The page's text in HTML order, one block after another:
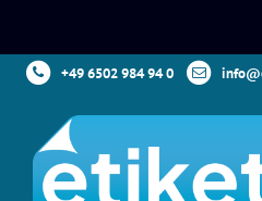
+49 6502 984 94 0